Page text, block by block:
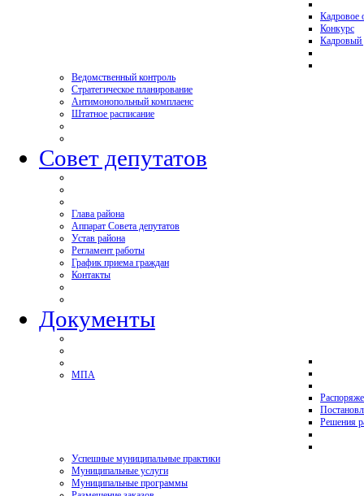
Кадровое
Конкурс
Кадровый
Ведомственный контроль
Стратегическое планирование
Антимонопольный комплаенс
Штатное расписание
Совет депутатов
Глава района
Аппарат Совета депутатов
Устав района
Регламент работы
График приема граждан
Контакты
Документы
МПА
Решения
Успешные муниципальные практики
Муниципальные услуги
Муниципальные программы